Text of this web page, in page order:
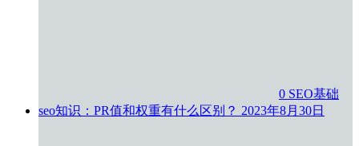
0 SEO基础
seo知识：PR值和权重有什么区别？ 2023年8月30日